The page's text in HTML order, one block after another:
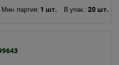
Мин. партия: 1 шт. В упак.: 20 шт.